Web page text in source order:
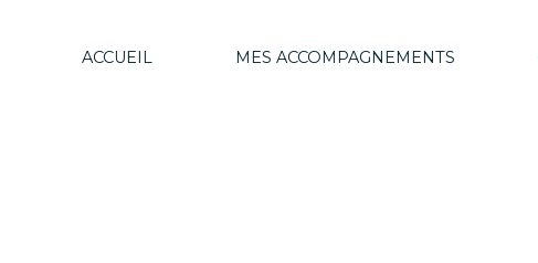
ACCUEIL MES ACCOMPAGNEMENTS